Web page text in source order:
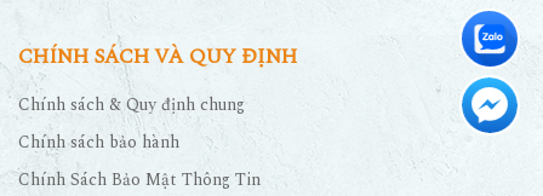
CHÍNH SÁCH VÀ QUY ĐỊNH
Chính sách & Quy định chung
Chính sách bảo hành
Chính Sách Bảo Mật Thông Tin